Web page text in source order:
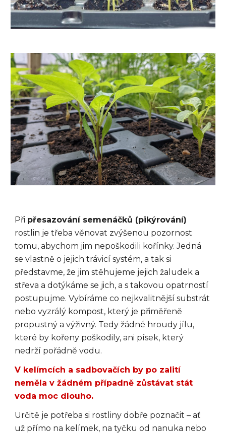
Při přesazování semenáčků (pikýrování)
rostlin je třeba věnovat zvýšenou pozornost
tomu, abychom jim nepoškodili kořínky. Jedná
se vlastně o jejich trávicí systém, a tak si
představme, že jim stěhujeme jejich žaludek a
střeva a dotýkáme se jich, a s takovou opatrností
postupujme. Vybíráme co nejkvalitnější substrát
nebo vyzrálý kompost, který je přiměřeně
propustný a výživný. Tedy žádné hroudy jílu,
které by kořeny poškodily, ani písek, který
nedrží pořádně vodu.
V kelímcích a sadbovačích by po zalití
neměla v žádném případně zůstávat stát
voda moc dlouho.
Určitě je potřeba si rostliny dobře poznačit – ať
už přímo na kelímek, na tyčku od nanuka nebo